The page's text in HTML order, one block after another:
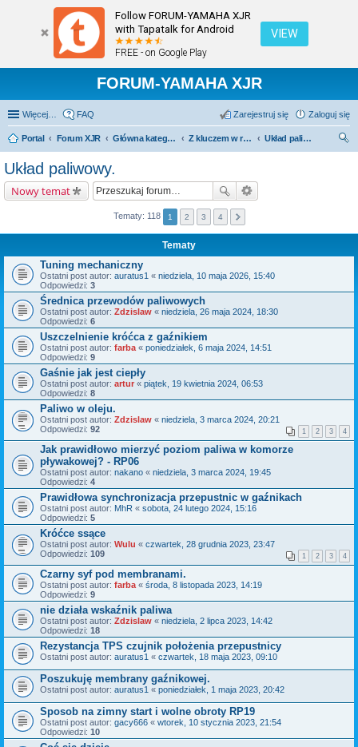
Follow FORUM-YAMAHA XJR
with Tapatalk for Android
FREE - on Google Play
VIEW
FORUM-YAMAHA XJR
Więcej… FAQ Zaloguj się
Zarejestruj się
Portal Forum XJR Główna kategoria forum Z kluczem w ręku.
Układ paliwowy.
Układ paliwowy.
Nowy temat
Tematy: 118 1 2 3 4
Tematy
Tuning mechaniczny
Ostatni post autor: auratus1 « niedziela, 10 maja 2026, 15:40
Odpowiedzi: 3
Średnica przewodów paliwowych
Ostatni post autor: Zdzislaw « niedziela, 26 maja 2024, 18:30
Odpowiedzi: 6
Uszczelnienie króćca z gaźnikiem
Ostatni post autor: farba « poniedziałek, 6 maja 2024, 14:51
Odpowiedzi: 9
Gaśnie jak jest ciepły
Ostatni post autor: artur « piątek, 19 kwietnia 2024, 06:53
Odpowiedzi: 8
Paliwo w oleju.
Ostatni post autor: Zdzislaw « niedziela, 3 marca 2024, 20:21
Odpowiedzi: 92 1 2 3 4
Jak prawidłowo mierzyć poziom paliwa w komorze
pływakowej? - RP06
Ostatni post autor: nakano « niedziela, 3 marca 2024, 19:45
Odpowiedzi: 4
Prawidłowa synchronizacja przepustnic w gaźnikach
Ostatni post autor: MhR « sobota, 24 lutego 2024, 15:16
Odpowiedzi: 5
Króćce ssące
Ostatni post autor: Wulu « czwartek, 28 grudnia 2023, 23:47
Odpowiedzi: 109 1 2 3 4
Czarny syf pod membranami.
Ostatni post autor: farba « środa, 8 listopada 2023, 14:19
Odpowiedzi: 9
nie działa wskaźnik paliwa
Ostatni post autor: Zdzislaw « niedziela, 2 lipca 2023, 14:42
Odpowiedzi: 18
Rezystancja TPS czujnik położenia przepustnicy
Ostatni post autor: auratus1 « czwartek, 18 maja 2023, 09:10
Poszukuję membrany gaźnikowej.
Ostatni post autor: auratus1 « poniedziałek, 1 maja 2023, 20:42
Sposob na zimny start i wolne obroty RP19
Ostatni post autor: gacy666 « wtorek, 10 stycznia 2023, 21:54
Odpowiedzi: 10